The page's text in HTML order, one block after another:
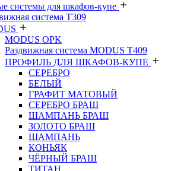
системы для шкафов-купе
система Т309
MODUS OPK
Раздвижная система MODUS T409
ПРОФИЛЬ ДЛЯ ШКАФОВ-КУПЕ
СЕРЕБРО
БЕЛЫЙ
ГРАФИТ МАТОВЫЙ
СЕРЕБРО БРАШ
ШАМПАНЬ БРАШ
ЗОЛОТО БРАШ
ШАМПАНЬ
КОНЬЯК
ЧЁРНЫЙ БРАШ
ТИТАН